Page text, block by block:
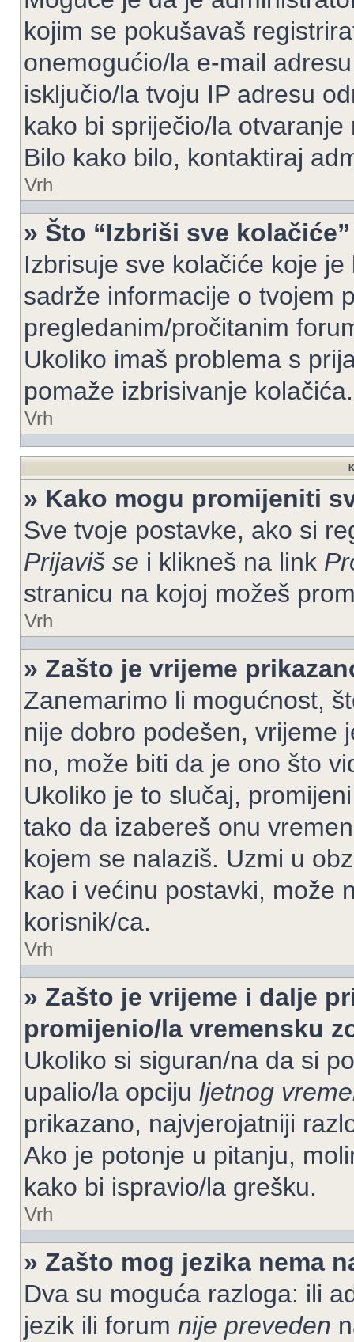
kojim se pokušavaš
onemogućio/la e-mail
isključio/la tvoju IP adresu
kako bi spriječio/la
Bilo kako bilo, kontaktiraj
Vrh
» Što “Izbriši sve
Izbrisuje sve kolačiće koje
sadrže informacije o tvojem
pregledanim/pročitanim
Ukoliko imaš problema s
pomaže izbrisivanje kolačića.
Vrh
» Kako mogu promijeniti
Sve tvoje postavke, ako si
Prijaviš se i klikneš na link
stranicu na kojoj možeš
Vrh
» Zašto je vrijeme
Zanemarimo li mogućnost,
nije dobro podešen, vrijeme
no, može biti da je ono što
Ukoliko je to slučaj,
tako da izabereš onu
kojem se nalaziš. Uzmi u
kao i većinu postavki, može
korisnik/ca.
Vrh
» Zašto je vrijeme i dalje
promijenio/la vremensku
Ukoliko si siguran/na da si
upalio/la opciju ljetnog
prikazano, najvjerojatniji
Ako je potonje u pitanju,
kako bi ispravio/la grešku.
Vrh
» Zašto mog jezika nema
Dva su moguća razloga: ili
jezik ili forum nije preveden